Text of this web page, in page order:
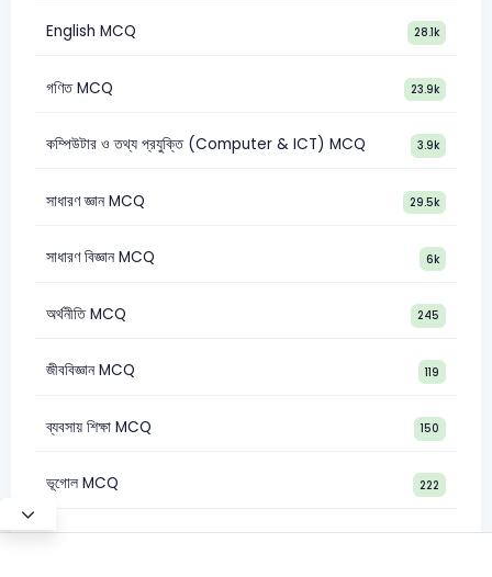
English MCQ 28.1k
গণিত MCQ 23.9k
কম্পিউটার ও তথ্য প্রযুক্তি (Computer & ICT) MCQ 3.9k
সাধারণ জ্ঞান MCQ 29.5k
সাধারণ বিজ্ঞান MCQ 6k
অর্থনীতি MCQ 245
জীববিজ্ঞান MCQ 119
ব্যবসায় শিক্ষা MCQ 150
ভূগোল MCQ 222